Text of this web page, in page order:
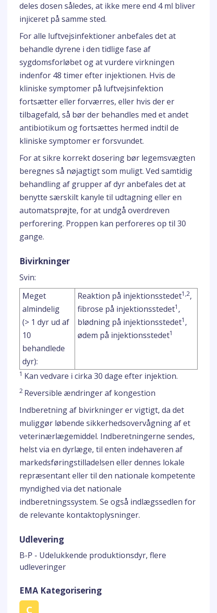
deles dosen således, at ikke mere end 4 ml bliver
injiceret på samme sted.
For alle luftvejsinfektioner anbefales det at
behandle dyrene i den tidlige fase af
sygdomsforløbet og at vurdere virkningen
indenfor 48 timer efter injektionen. Hvis de
kliniske symptomer på luftvejsinfektion
fortsætter eller forværres, eller hvis der er
tilbagefald, så bør der behandles med et andet
antibiotikum og fortsættes hermed indtil de
kliniske symptomer er forsvundet.
For at sikre korrekt dosering bør legemsvægten
beregnes så nøjagtigt som muligt. Ved samtidig
behandling af grupper af dyr anbefales det at
benytte særskilt kanyle til udtagning eller en
automatsprøjte, for at undgå overdreven
perforering. Proppen kan perforeres op til 30
gange.
Bivirkninger
Svin:
Meget
almindelig
(> 1 dyr ud af
10
behandlede
dyr):
Reaktion på injektionsstedet1,2,
fibrose på injektionsstedet1 ,
blødning på injektionsstedet1 ,
ødem på injektionsstedet1
1 Kan vedvare i cirka 30 dage efter injektion.
2 Reversible ændringer af kongestion
Indberetning af bivirkninger er vigtigt, da det
muliggør løbende sikkerhedsovervågning af et
veterinærlægemiddel. Indberetningerne sendes,
helst via en dyrlæge, til enten indehaveren af
markedsføringstilladelsen eller dennes lokale
repræsentant eller til den nationale kompetente
myndighed via det nationale
indberetningssystem. Se også indlægssedlen for
de relevante kontaktoplysninger.
Udlevering
B-P - Udelukkende produktionsdyr, flere
udleveringer
EMA Kategorisering
C